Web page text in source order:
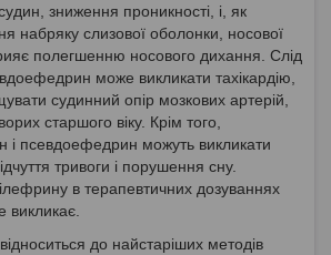
зниження проникності, і, як
набряку слизової оболонки, носової
полегшенню носового дихання. Слід
може викликати тахікардію,
судинний опір мозкових артерій,
старшого віку. Крім того,
і псевдоефедрин можуть викликати
тривоги і порушення сну.
в терапевтичних дозуваннях
викликає.
до найстаріших методів